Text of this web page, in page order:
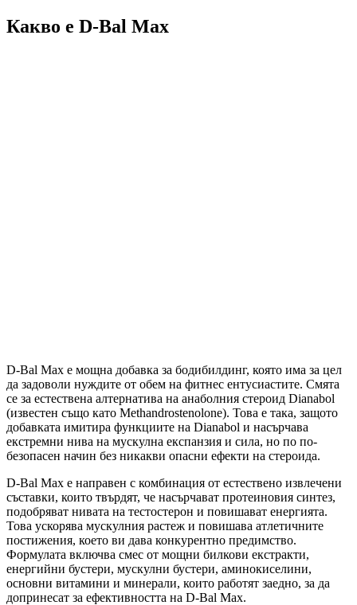
Какво е D-Bal Max
D-Bal Max е мощна добавка за бодибилдинг, която има за цел
да задоволи нуждите от обем на фитнес ентусиастите. Смята
се за естествена алтернатива на анаболния стероид Dianabol
(известен също като Methandrostenolone). Това е така, защото
добавката имитира функциите на Dianabol и насърчава
екстремни нива на мускулна експанзия и сила, но по по-
безопасен начин без никакви опасни ефекти на стероида.
D-Bal Max е направен с комбинация от естествено извлечени
съставки, които твърдят, че насърчават протеиновия синтез,
подобряват нивата на тестостерон и повишават енергията.
Това ускорява мускулния растеж и повишава атлетичните
постижения, което ви дава конкурентно предимство.
Формулата включва смес от мощни билкови екстракти,
енергийни бустери, мускулни бустери, аминокиселини,
основни витамини и минерали, които работят заедно, за да
допринесат за ефективността на D-Bal Max.